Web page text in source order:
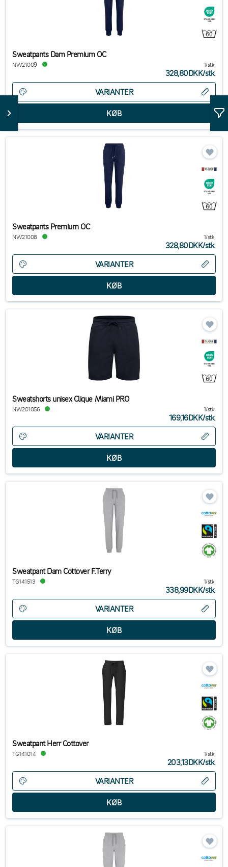
Sweatpants Dam Premium OC
NW21009 1/stk.
328,80DKK/stk.
VARIANTER
Sweatpants Premium OC
NW21008 1/stk.
328,80DKK/stk.
VARIANTER
Sweatshorts unisex Clique Miami PRO
NW201056 1/stk.
169,16DKK/stk.
VARIANTER
Sweatpant Dam Cottover F.Terry
TG141513 1/stk.
338,99DKK/stk.
VARIANTER
Sweatpant Herr Cottover
TG141014 1/stk.
203,13DKK/stk.
VARIANTER